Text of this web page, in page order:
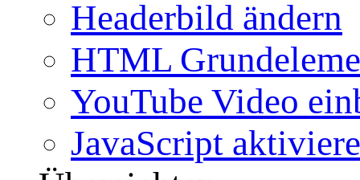
Headerbild ändern
HTML
YouTube Video
JavaScript